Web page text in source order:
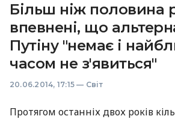
Більш ніж половина
впевнені, що
Путіну "немає і
часом не з'явиться"
20.06.2014, 17:15 — Світ
Протягом останніх двох років